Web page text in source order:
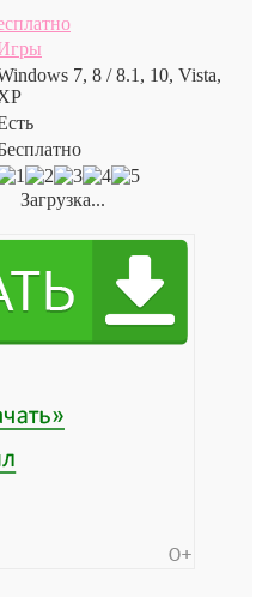
7, 8 / 8.1, 10, Vista,
Загрузка...